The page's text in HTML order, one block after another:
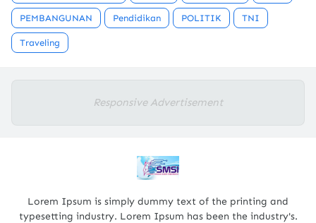
PEMBANGUNAN Pendidikan POLITIK TNI
Traveling
Responsive Advertisement
Lorem Ipsum is simply dummy text of the printing and
typesetting industry. Lorem Ipsum has been the industry's.